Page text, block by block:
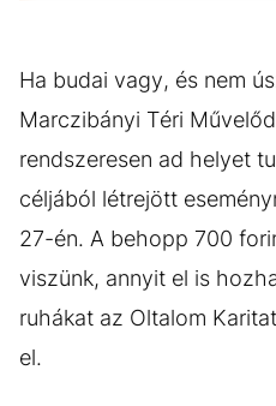
Ha budai vagy, és nem
Marczibányi Téri
rendszeresen ad helyet
céljából létrejött
27-én. A behopp 700
viszünk, annyit el is
ruhákat az Oltalom
el.